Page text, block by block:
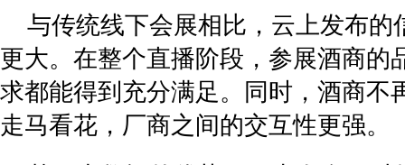
与传统线下会展相比，云上发布的
更大。在整个直播阶段，参展酒商的
求都能得到充分满足。同时，酒商不
走马看花，厂商之间的交互性更强。